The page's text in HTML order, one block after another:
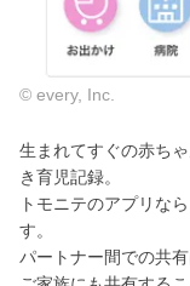
© every, Inc.
生まれてすぐの赤ち
き育児記録。
トモニテのアプリな
す。
パートナー間での共